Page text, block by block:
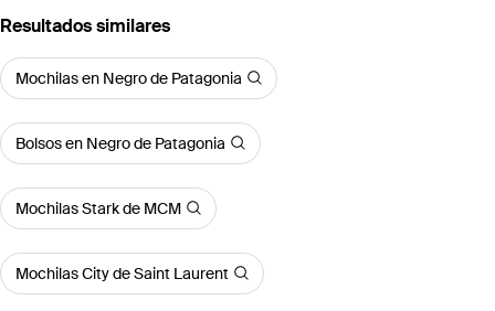
Resultados similares
Mochilas en Negro de Patagonia
Bolsos en Negro de Patagonia
Mochilas Stark de MCM
Mochilas City de Saint Laurent